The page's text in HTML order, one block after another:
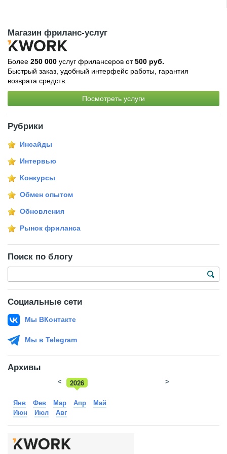
Магазин фриланс-услуг
Более 250 000 услуг фрилансеров от500 руб.
Быстрый заказ, удобный интерфейс работы, гарантия
возврата средств.
Посмотреть услуги
Рубрики
Инсайды
Интервью
Конкурсы
Обмен опытом
Обновления
Рынок фриланса
Поиск по блогу
Социальные сети
Мы ВКонтакте
Мы в Telegram
Архивы
2026
2025
< >
Янв Фев Мар Апр
Май
Июн
Июл Авг